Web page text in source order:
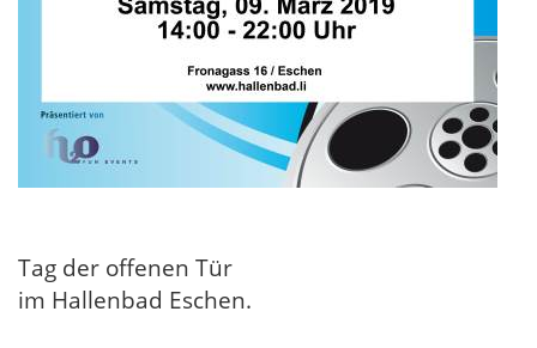
Tag der offenen Tür
im Hallenbad Eschen.